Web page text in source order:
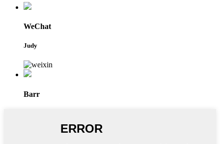
WeChat
Judy
Barr